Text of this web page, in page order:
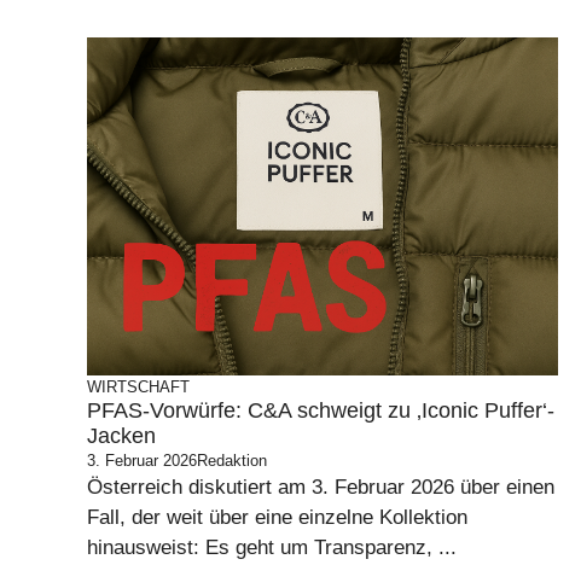
WIRTSCHAFT
PFAS-Vorwürfe: C&A schweigt zu ‚Iconic Puffer‘-
Jacken
3. Februar 2026Redaktion
Österreich diskutiert am 3. Februar 2026 über einen
Fall, der weit über eine einzelne Kollektion
hinausweist: Es geht um Transparenz, ...